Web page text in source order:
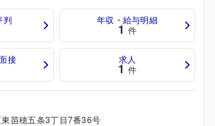
判 年収・給与明細
1 件
接 求人
1 件
苗穂五条3丁目7番36号